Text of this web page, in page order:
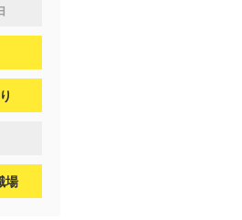
場